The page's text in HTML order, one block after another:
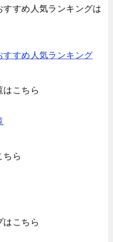
すめ人気ランキングは
すすめ人気ランキング
はこちら
ちら
はこちら